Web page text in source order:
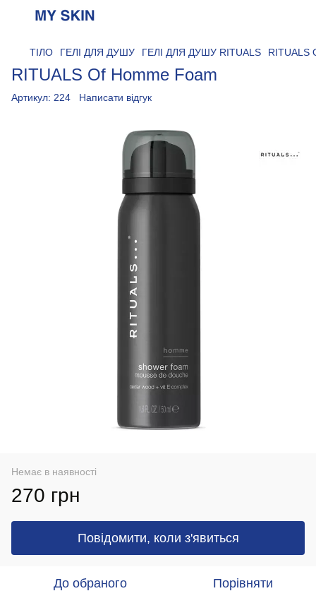
ТІЛО ГЕЛІ ДЛЯ ДУШУ ГЕЛІ ДЛЯ ДУШУ RITUALS RITUALS
RITUALS Of Homme Foam
Артикул: 224 Написати відгук
Немає в наявності
270 грн
Повідомити, коли з'явиться
До обраного Порівняти